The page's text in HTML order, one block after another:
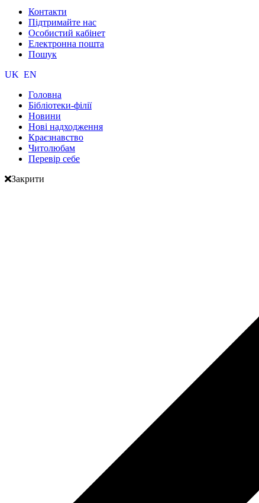
Контакти
Підтримайте нас
Особистий кабінет
Електронна пошта
Пошук
UK EN
Головна
Бібліотеки-філії
Новини
Нові надходження
Краєзнавство
Читолюбам
Перевір себе
Закрити